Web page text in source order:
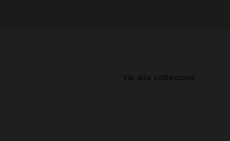
Vai alla collezione